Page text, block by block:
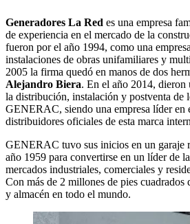
Generadores La Red es una empresa
de experiencia en el mercado de la
fueron por el año 1994, como una
instalaciones de obras unifamiliares y
2005 la firma quedó en manos de dos
Alejandro Biera. En el año 2014,
la distribución, instalación y postventa de
GENERAC, siendo una empresa líder en
distribuidores oficiales de esta marca
GENERAC tuvo sus inicios en un garaje
año 1959 para convertirse en un líder de
mercados industriales, comerciales y
Con más de 2 millones de pies cuadrados
y almacén en todo el mundo.